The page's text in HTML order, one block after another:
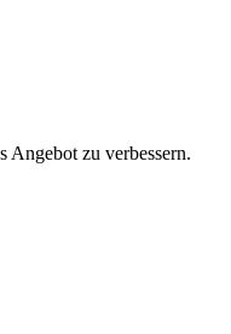
Angebot zu verbessern.